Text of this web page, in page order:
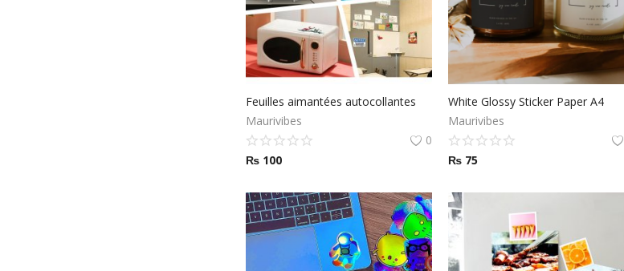
Feuilles aimantées autocollantes
Maurivibes
0
₨ 100
White Glossy Sticker Paper A4
Maurivibes
₨75